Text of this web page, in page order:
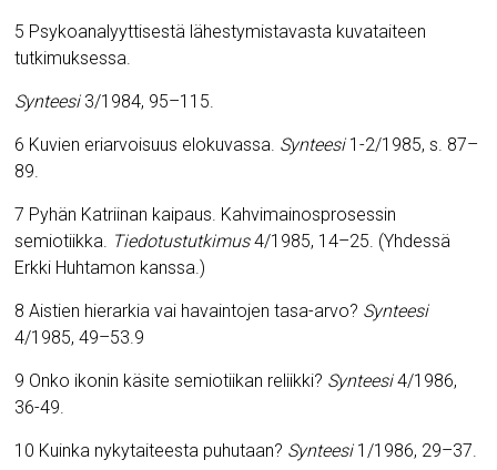
5 Psykoanalyyttisestä lähestymistavasta kuvataiteen
tutkimuksessa.
Synteesi 3/1984, 95–115.
6 Kuvien eriarvoisuus elokuvassa. Synteesi1-2/1985, s. 87–
89.
7 Pyhän Katriinan kaipaus. Kahvimainosprosessin
semiotiikka. Tiedotustutkimus4/1985, 14–25. (Yhdessä
Erkki Huhtamon kanssa.)
8 Aistien hierarkia vai havaintojen tasa-arvo? Synteesi
4/1985, 49–53.9
9 Onko ikonin käsite semiotiikan reliikki? Synteesi4/1986,
36-49.
10 Kuinka nykytaiteesta puhutaan? Synteesi 1/1986, 29–37.